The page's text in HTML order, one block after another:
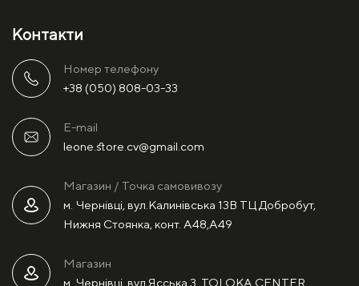
Контакти
Номер телефону
+38 (050) 808-03-33
E-mail
leone.store.cv@gmail.com
Магазин / Точка самовивозу
м. Чернівці, вул.Калинівська 13В ТЦ Добробут,
Нижня Стоянка, конт. А48,А49
Магазин
м. Чернівці, вул.Ясська 3, TOLOKA CENTER